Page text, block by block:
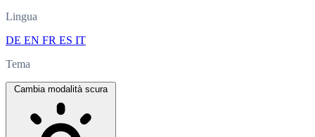
Lingua
DE EN FR ES IT
Tema
Cambia modalità scura